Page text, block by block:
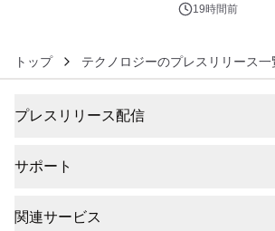
19時間前
トップ テクノロジーのプレスリリース一
プレスリリース配信
サポート
関連サービス